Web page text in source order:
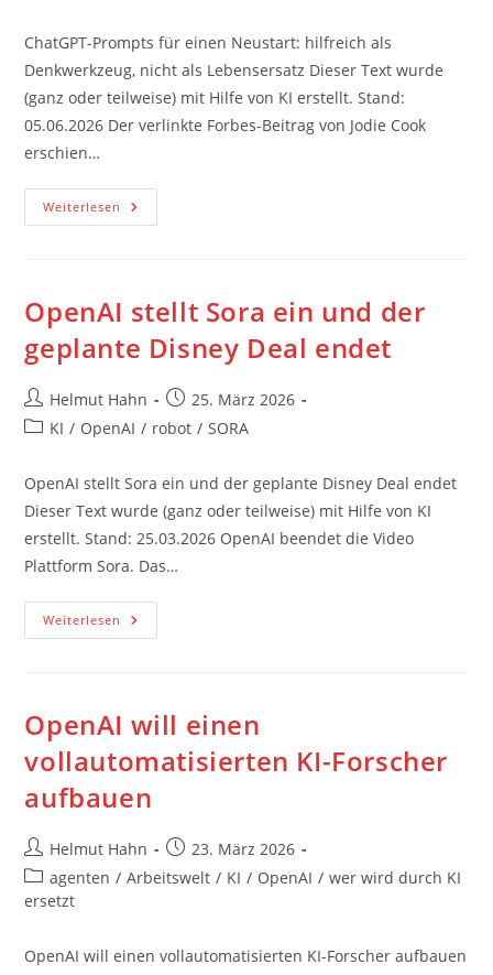
ChatGPT-Prompts für einen Neustart: hilfreich als
Denkwerkzeug, nicht als Lebensersatz Dieser Text wurde
(ganz oder teilweise) mit Hilfe von KI erstellt. Stand:
05.06.2026 Der verlinkte Forbes-Beitrag von Jodie Cook
erschien…
Weiterlesen ChatGPT-
Prompts
Denkwerkzeug,
Als
Lebensersatz
OpenAI stellt Sora ein und der
geplante Disney Deal endet
Beitrags-
Autor:
Helmut Hahn
Beitrag
veröffentlicht:
25. März 2026
Beitrags-
KI / OpenAI / robot / SORA
OpenAI stellt Sora ein und der geplante Disney Deal endet
Dieser Text wurde (ganz oder teilweise) mit Hilfe von KI
erstellt. Stand: 25.03.2026 OpenAI beendet die Video
Plattform Sora. Das…
Weiterlesen OpenAI
Stellt
Geplante
Disney
Endet
OpenAI will einen
vollautomatisierten KI-Forscher
aufbauen
Beitrags-
Autor:
Helmut Hahn
Beitrag
veröffentlicht:
23. März 2026
Beitrags-
Kategorie:
agenten / Arbeitswelt / KI / OpenAI / wer wird durch KI
ersetzt
OpenAI will einen vollautomatisierten KI-Forscher aufbauen